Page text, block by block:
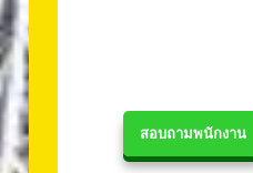
สอบถามพนักงาน